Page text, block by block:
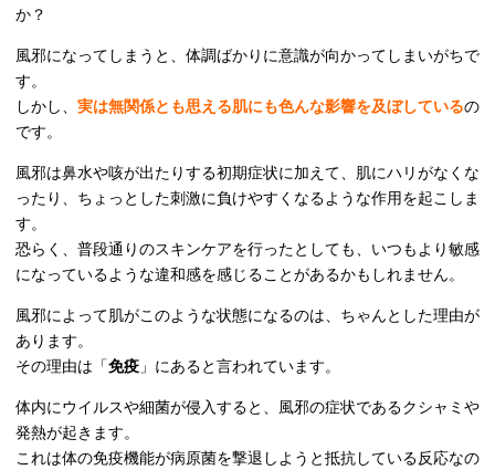
か？
風邪になってしまうと、体調ばかりに意識が向かってしまいがちで
す。
しかし、 実は無関係とも思える肌にも色んな影響を及ぼしているの
です。
風邪は鼻水や咳が出たりする初期症状に加えて、肌にハリがなくな
ったり、ちょっとした刺激に負けやすくなるような作用を起こしま
す。
恐らく、普段通りのスキンケアを行ったとしても、いつもより敏感
になっているような違和感を感じることがあるかもしれません。
風邪によって肌がこのような状態になるのは、ちゃんとした理由が
あります。
その理由は「免疫 」にあると言われています。
体内にウイルスや細菌が侵入すると、風邪の症状であるクシャミや
発熱が起きます。
これは体の免疫機能が病原菌を撃退しようと抵抗している反応なの